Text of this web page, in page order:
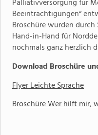
Palliativversorgung für
Beeinträchtigungen“
Broschüre wurden
Hand-in-Hand für
nochmals ganz herzlich
Download Broschüre
Flyer Leichte Sprache
Broschüre Wer hilft mir,